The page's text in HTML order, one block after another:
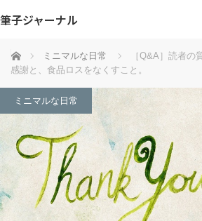
筆子ジャーナル
ホーム ミニマルな日常
［Q&A］読者の
感謝と、食品ロスをなくすこと。
ミニマルな日常